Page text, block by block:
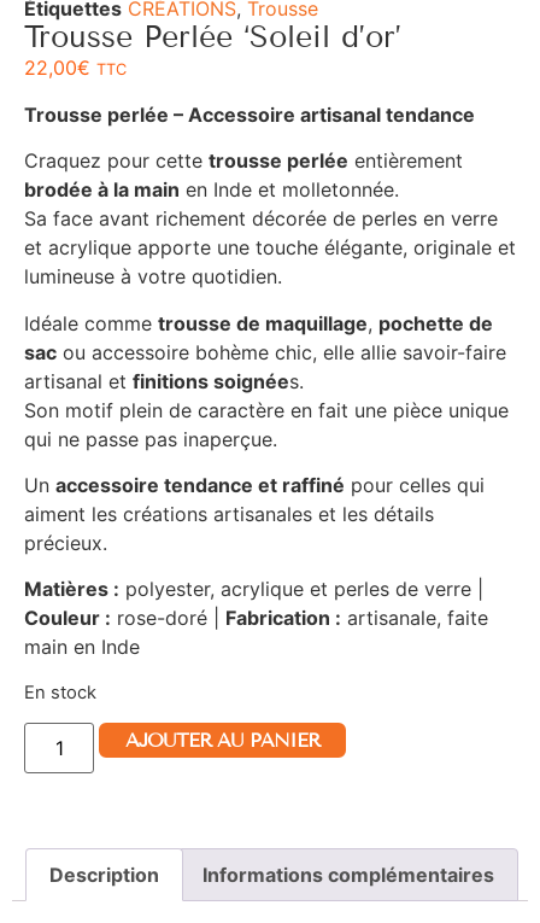
Étiquettes CRÉATIONS, Trousse
Trousse Perlée ‘Soleil d’or’
22,00€ TTC
Trousse perlée – Accessoire artisanal tendance
Craquez pour cette trousse perlée entièrement
brodée à la main en Inde et molletonnée.
Sa face avant richement décorée de perles en verre
et acrylique apporte une touche élégante, originale et
lumineuse à votre quotidien.
Idéale comme trousse de maquillage, pochette de
sac ou accessoire bohème chic, elle allie savoir-faire
artisanal et finitions soignées.
Son motif plein de caractère en fait une pièce unique
qui ne passe pas inaperçue.
Un accessoire tendance et raffiné pour celles qui
aiment les créations artisanales et les détails
précieux.
Matières : polyester, acrylique et perles de verre |
Couleur : rose-doré | Fabrication : artisanale, faite
main en Inde
En stock
AJOUTER AU PANIER
Description Informations complémentaires